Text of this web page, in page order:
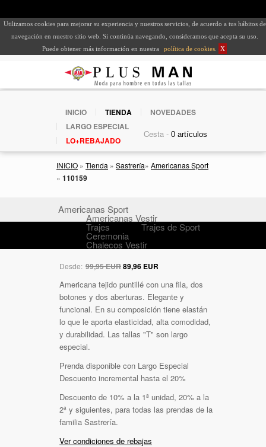
Utilizamos cookies para mejorar su experiencia y nuestros servicios, de acuerdo a tus hábitos de
navegación en nuestro sitio web. Si continúa navegando, consideramos que acepta su uso.
Puede obtener más información en nuestra
política de cookies X
INICIO TIENDA
NOVEDADES
LARGO ESPECIAL
LO+REBAJADO
Cesta -
INICIO » Tienda » Sastrería» Americanas Sport
» 110159
Americanas Sport
Americanas Vestir
Trajes Trajes de Sport
Ceremonia
Chalecos Vestir
Desde: 99,95 EUR89,96 EUR
Americana tejido puntillé con una fila, dos
botones y dos aberturas. Elegante y
funcional. En su composición tiene elastán
lo que le aporta elasticidad, alta comodidad,
y durabilidad. Las tallas "T" son largo
especial.
Prenda disponible con Largo Especial
Descuento incremental hasta el 20%
Descuento de 10% a la 1ª unidad, 20% a la
2ª y siguientes, para todas las prendas de la
familia Sastrería.
Ver condiciones de rebajas